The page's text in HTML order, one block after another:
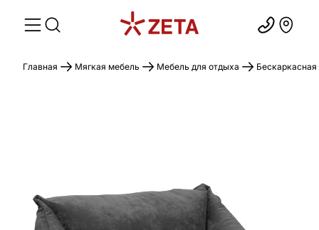
Главная Мягкая мебель Мебель для отдыха